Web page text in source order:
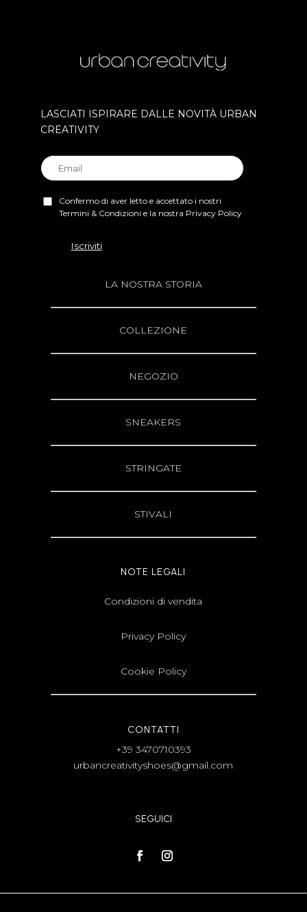
LASCIATI ISPIRARE DALLE NOVITÀ URBAN
CREATIVITY
Confermo di aver letto e accettato i nostri
Termini & Condizioni e la nostra Privacy Policy
LA NOSTRA STORIA
COLLEZIONE
NEGOZIO
SNEAKERS
STRINGATE
STIVALI
NOTE LEGALI
Condizioni di vendita
Privacy Policy
Cookie Policy
CONTATTI
+39 3470710393
urbancreativityshoes@gmail.com
SEGUICI